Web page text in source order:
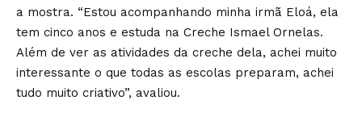
a mostra. “Estou acompanhando minha irmã Eloá, ela
tem cinco anos e estuda na Creche Ismael Ornelas.
Além de ver as atividades da creche dela, achei muito
interessante o que todas as escolas preparam, achei
tudo muito criativo”, avaliou.